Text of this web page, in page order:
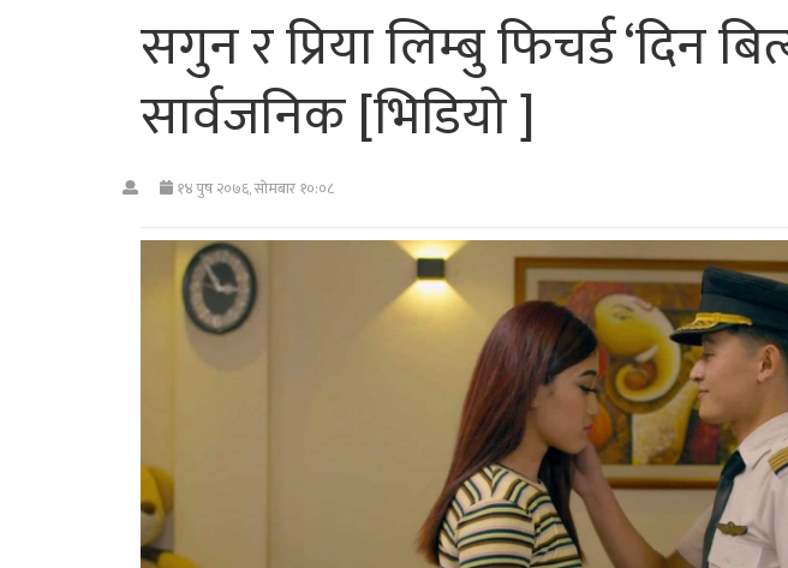
सगुन र प्रिया लिम्बु फिचर्ड ‘दिन
सार्वजनिक [भिडियो ]
१४ पुष २०७६, सोमबार १०:०८